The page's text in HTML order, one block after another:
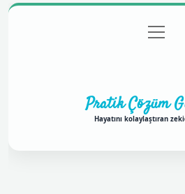
Gizlilik Politikası
menüyü
aç
Pratik Çözüm
Hayatını kolaylaştıran